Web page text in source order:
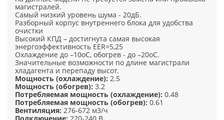
магистралей.
Самый низкий уровень шума - 20дБ.
Разборный корпус внутреннего блока для удобства
очистки
Высокий КПД – достигнута самая высокая
энергоэффективность EER=5,25
Охлаждение до –10oС, обогрев - до –20oС.
Значительные возможности по длине магистрали
хладагента и перепаду высот.
Мощность (охлаждение): 2.5
Мощность (обогрев): 3.2
Потребляемая мощность (охлаждение): 0.48
Потребляемая мощность (обогрев): 0.61
Вентиляция: 276-672 м3/ч
Подключение: 220-240 В